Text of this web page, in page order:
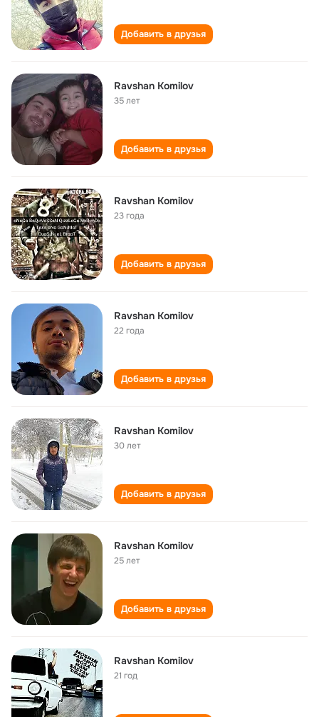
Добавить в друзья
Ravshan Komilov
35 лет
Добавить в друзья
Ravshan Komilov
23 года
Добавить в друзья
Ravshan Komilov
22 года
Добавить в друзья
Ravshan Komilov
30 лет
Добавить в друзья
Ravshan Komilov
25 лет
Добавить в друзья
Ravshan Komilov
21 год